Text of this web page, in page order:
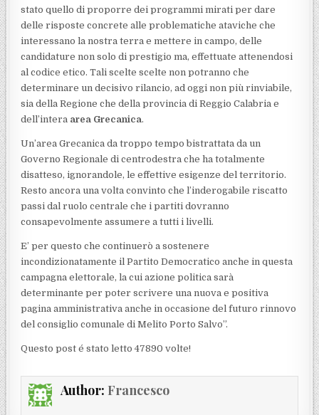
stato quello di proporre dei programmi mirati per dare
delle risposte concrete alle problematiche ataviche che
interessano la nostra terra e mettere in campo, delle
candidature non solo di prestigio ma, effettuate attenendosi
al codice etico. Tali scelte scelte non potranno che
determinare un decisivo rilancio, ad oggi non più rinviabile,
sia della Regione che della provincia di Reggio Calabria e
dell’intera area Grecanica.
Un’area Grecanica da troppo tempo bistrattata da un
Governo Regionale di centrodestra che ha totalmente
disatteso, ignorandole, le effettive esigenze del territorio.
Resto ancora una volta convinto che l’inderogabile riscatto
passi dal ruolo centrale che i partiti dovranno
consapevolmente assumere a tutti i livelli.
E’ per questo che continuerò a sostenere
incondizionatamente il Partito Democratico anche in questa
campagna elettorale, la cui azione politica sarà
determinante per poter scrivere una nuova e positiva
pagina amministrativa anche in occasione del futuro rinnovo
del consiglio comunale di Melito Porto Salvo”.
Questo post é stato letto 47890 volte!
Author: Francesco